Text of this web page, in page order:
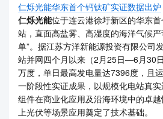
仁烁光能华东首个钙钛矿实证数据出炉
仁烁光能位于连云港徐圩新区的华东
站，直面高盐雾、高湿度的海洋气候
单”。据江苏方洋新能源投资有限公司
站并网四个月以来（2月25日—6月30
万度，单日最高发电量达7396度，且
一阶段性实证成果，以规模化电站真
组件在商业化应用及沿海环境中的卓
上光伏等场景应用奠定了技术基础。